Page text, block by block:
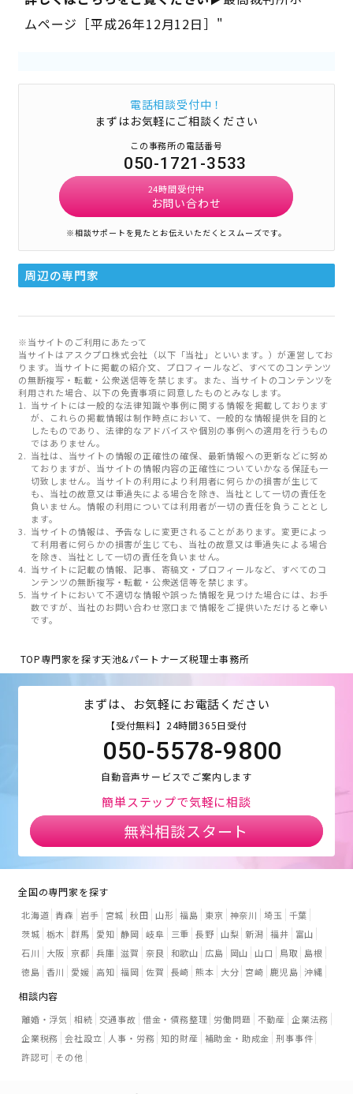
ムページ［平成26年12月12日］ "
電話相談受付中！
まずはお気軽にご相談ください
この事務所の電話番号
050-1721-3533
24時間受付中
お問い合わせ
※相談サポートを見たとお伝えいただくとスムーズです。
周辺の専門家
※当サイトのご利用にあたって
当サイトはアスクプロ株式会社（以下「当社」といいます。）が運営してお
ります。当サイトに掲載の紹介文、プロフィールなど、すべてのコンテンツ
の無断複写・転載・公衆送信等を禁じます。また、当サイトのコンテンツを
利用された場合、以下の免責事項に同意したものとみなします。
当サイトには一般的な法律知識や事例に関する情報を掲載しております
が、これらの掲載情報は制作時点において、一般的な情報提供を目的と
したものであり、法律的なアドバイスや個別の事例への適用を行うもの
ではありません。
当社は、当サイトの情報の正確性の確保、最新情報への更新などに努め
ておりますが、当サイトの情報内容の正確性についていかなる保証も一
切致しません。当サイトの利用により利用者に何らかの損害が生じて
も、当社の故意又は重過失による場合を除き、当社として一切の責任を
負いません。情報の利用については利用者が一切の責任を負うこととし
ます。
当サイトの情報は、予告なしに変更されることがあります。変更によっ
て利用者に何らかの損害が生じても、当社の故意又は重過失による場合
を除き、当社として一切の責任を負いません。
当サイトに記載の情報、記事、寄稿文・プロフィールなど、すべてのコ
ンテンツの無断複写・転載・公衆送信等を禁じます。
当サイトにおいて不適切な情報や誤った情報を見つけた場合には、お手
数ですが、当社のお問い合わせ窓口まで情報をご提供いただけると幸い
です。
TOP専門家を探す天池&パートナーズ税理士事務所
まずは、お気軽にお電話ください
【受付無料】24時間365日受付
050-5578-9800
自動音声サービスでご案内します
簡単ステップで気軽に相談
無料相談スタート
全国の専門家を探す
北海道 青森 岩手 宮城 秋田 山形 福島 東京 神奈川 埼玉
千葉
茨城 栃木 群馬 愛知 静岡 岐阜 三重 長野 山梨 新潟 福井
富山
石川
大阪 京都 兵庫 滋賀 奈良 和歌山 広島 岡山 山口 鳥取
島根
徳島 香川 愛媛 高知 福岡 佐賀 長崎 熊本 大分 宮崎 鹿児島 沖縄
相談内容
離婚・浮気 相続 交通事故 借金・債務整理 労働問題 不動産 企業法務
企業税務 会社設立 人事・労務 知的財産 補助金・助成金 刑事事件
許認可 その他